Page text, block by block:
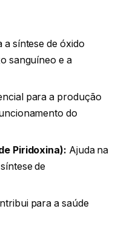
síntese de óxido
sanguíneo e a
para a produção
do
Piridoxina): Ajuda na
de
para a saúde